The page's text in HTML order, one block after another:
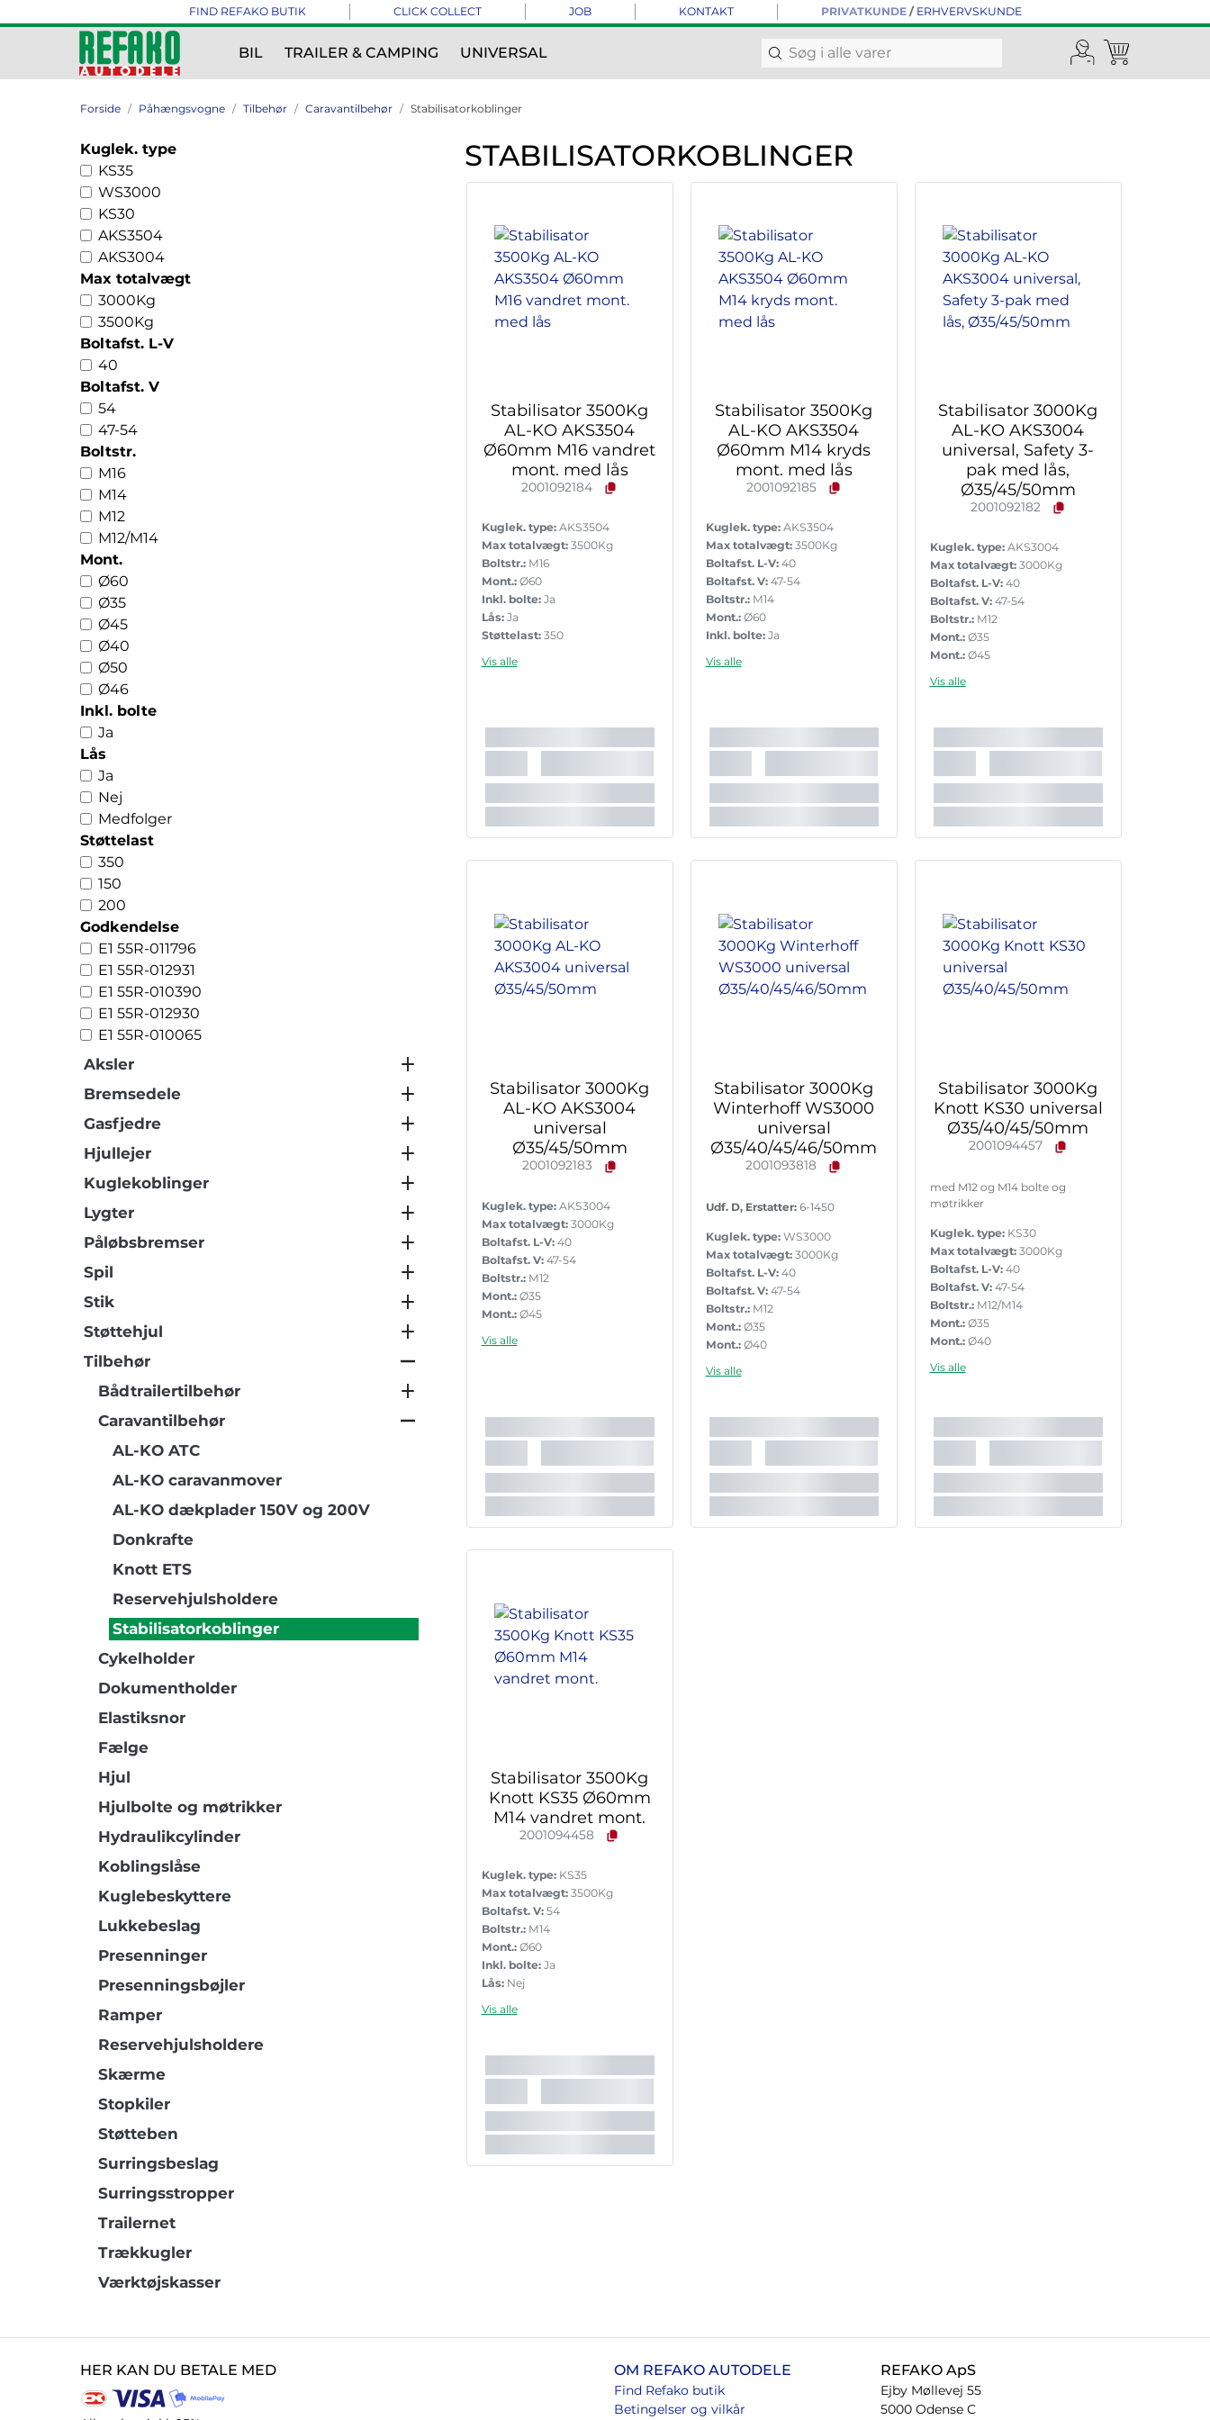
FIND REFAKO BUTIK CLICK COLLECT JOB KONTAKT PRIVATKUNDE/ ERHVERVSKUNDE
BIL TRAILER & CAMPING UNIVERSAL
Forside Påhængsvogne Tilbehør Caravantilbehør Stabilisatorkoblinger
Kuglek. type
KS35
WS3000
KS30
AKS3504
AKS3004
Max totalvægt
3000Kg
3500Kg
Boltafst. L-V
40
Boltafst. V
54
47-54
Boltstr.
M16
M14
M12
M12/M14
Mont.
Ø60
Ø35
Ø45
Ø40
Ø50
Ø46
Inkl. bolte
Ja
Lås
Ja
Nej
Medfolger
Støttelast
350
150
200
Godkendelse
E1 55R-011796
E1 55R-012931
E1 55R-010390
E1 55R-012930
E1 55R-010065
Aksler
Bremsedele
Gasfjedre
Hjullejer
Kuglekoblinger
Lygter
Påløbsbremser
Spil
Stik
Støttehjul
Tilbehør
Bådtrailertilbehør
Caravantilbehør
AL-KO ATC
AL-KO caravanmover
AL-KO dækplader 150V og 200V
Donkrafte
Knott ETS
Reservehjulsholdere
Stabilisatorkoblinger
Cykelholder
Dokumentholder
Elastiksnor
Fælge
Hjul
Hjulbolte og møtrikker
Hydraulikcylinder
Koblingslåse
Kuglebeskyttere
Lukkebeslag
Presenninger
Presenningsbøjler
Ramper
Reservehjulsholdere
Skærme
Stopkiler
Støtteben
Surringsbeslag
Surringsstropper
Trailernet
Trækkugler
Værktøjskasser
STABILISATORKOBLINGER
Stabilisator 3500Kg
AL-KO AKS3504
Ø60mm M16 vandret
mont. med lås
2001092184
Kuglek. type: AKS3504
Max totalvægt: 3500Kg
Boltstr.: M16
Mont.: Ø60
Inkl. bolte: Ja
Lås: Ja
Støttelast: 350
Vis alle
Stabilisator 3500Kg
AL-KO AKS3504
Ø60mm M14 kryds
mont. med lås
2001092185
Kuglek. type: AKS3504
Max totalvægt: 3500Kg
Boltafst. L-V: 40
Boltafst. V: 47-54
Boltstr.: M14
Mont.: Ø60
Inkl. bolte: Ja
Støttelast:
Vis alle
Stabilisator 3000Kg
AL-KO AKS3004
universal, Safety 3-
pak med lås,
Ø35/45/50mm
2001092182
Kuglek. type: AKS3004
Max totalvægt: 3000Kg
Boltafst. L-V: 40
Boltafst. V: 47-54
Boltstr.: M12
Mont.: Ø35
Mont.: Ø45
Inkl. bolte:
Støttelast: 150
Godkendelse: E1 55R-010390
Vis alle
Stabilisator 3000Kg
AL-KO AKS3004
universal
Ø35/45/50mm
2001092183
Kuglek. type: AKS3004
Max totalvægt: 3000Kg
Boltafst. L-V: 40
Boltafst. V: 47-54
Boltstr.: M12
Mont.: Ø35
Mont.: Ø45
Inkl. bolte:
Vis alle
Stabilisator 3000Kg
Winterhoff WS3000
universal
Ø35/40/45/46/50mm
2001093818
Udf. D, Erstatter:6-1450
Kuglek. type: WS3000
Max totalvægt: 3000Kg
Boltafst. L-V: 40
Boltafst. V: 47-54
Boltstr.: M12
Mont.: Ø35
Mont.: Ø40
Mont.:
Inkl. bolte: Ja
Lås: Nej
Godkendelse: E1 55R-010065
Vis alle
Stabilisator 3000Kg
Knott KS30 universal
Ø35/40/45/50mm
2001094457
med M12 og M14 bolte og
møtrikker
Kuglek. type: KS30
Max totalvægt: 3000Kg
Boltafst. L-V: 40
Boltafst. V: 47-54
Boltstr.: M12/M14
Mont.: Ø35
Mont.: Ø40
Mont.:
Vis alle
Stabilisator 3500Kg
Knott KS35 Ø60mm
M14 vandret mont.
2001094458
Kuglek. type: KS35
Max totalvægt: 3500Kg
Boltafst. V: 54
Boltstr.: M14
Mont.: Ø60
Inkl. bolte: Ja
Lås: Nej
Godkendelse:
Vis alle
HER KAN DU BETALE MED OM REFAKO AUTODELE
Find Refako butik
Betingelser og vilkår
REFAKO ApS
Ejby Møllevej 55
5000 Odense C